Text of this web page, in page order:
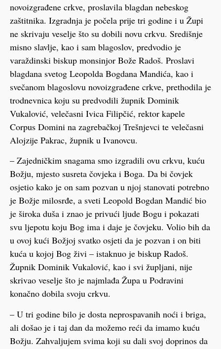
novoizgrađene crkve, proslavila blagdan nebeskog
zaštitnika. Izgradnja je počela prije tri godine i u Župi
ne skrivaju veselje što su dobili novu crkvu. Središnje
misno slavlje, kao i sam blagoslov, predvodio je
varaždinski biskup monsinjor Bože Radoš. Proslavi
blagdana svetog Leopolda Bogdana Mandića, kao i
svečanom blagoslovu novoizgrađene crkve, prethodila je
trodnevnica koju su predvodili župnik Dominik
Vukalović, velečasni Ivica Filipčić, rektor kapele
Corpus Domini na zagrebačkoj Trešnjevci te velečasni
Alojzije Pakrac, župnik u Ivanovcu.
– Zajedničkim snagama smo izgradili ovu crkvu, kuću
Božju, mjesto susreta čovjeka i Boga. Da bi čovjek
osjetio kako je on sam pozvan u njoj stanovati potrebno
je Božje milosrđe, a sveti Leopold Bogdan Mandić bio
je široka duša i znao je privući ljude Bogu i pokazati
svu ljepotu koju Bog ima i daje je čovjeku. Volio bih da
u ovoj kući Božjoj svatko osjeti da je pozvan i on biti
kuća u kojoj Bog živi – istaknuo je biskup Radoš.
Župnik Dominik Vukalović, kao i svi župljani, nije
skrivao veselje što je najmlađa Župa u Podravini
konačno dobila svoju crkvu.
– U tri godine bilo je dosta neprospavanih noći i briga,
ali došao je i taj dan da možemo reći da imamo kuću
Božju. Zahvaljujem svima koji su dali svoj doprinos da